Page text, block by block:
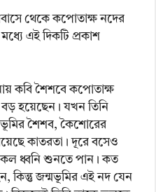
থেকে কপোতাক্ষ নদের
এই দিকটি প্রকাশ
কবি শৈশবে কপোতাক্ষ
বড় হয়েছেন। যখন তিনি
শৈশব, কৈশোরের
কাতরতা। দূরে বসেও
ধ্বনি শুনতে পান। কত
কিন্তু জন্মভূমির এই নদ যেন